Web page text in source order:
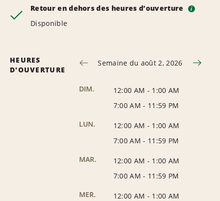
Retour en dehors des heures d’ouverture i
Disponible
HEURES
D'OUVERTURE
Semaine du août 2, 2026
DIM. 12:00 AM - 1:00 AM
7:00 AM - 11:59 PM
LUN.
12:00 AM - 1:00 AM
7:00 AM - 11:59 PM
MAR.
12:00 AM - 1:00 AM
7:00 AM - 11:59 PM
MER.
12:00 AM - 1:00 AM